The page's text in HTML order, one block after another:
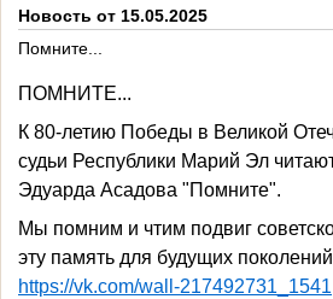
Новость от 15.05.2025
Помните...
ПОМНИТЕ...
К 80-летию Победы в Великой
судьи Республики Марий Эл
Эдуарда Асадова "Помните".
Мы помним и чтим подвиг
эту память для будущих
https://vk.com/wall-217492731_1541